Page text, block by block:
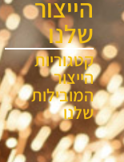
הייצור
שלנו
קטגוריות
הייצור
המובילות
שלנו